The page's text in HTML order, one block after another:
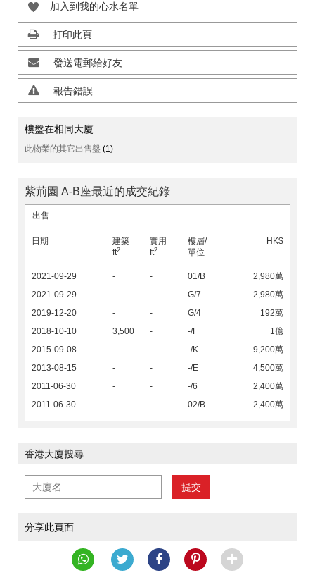
加入到我的心水名單
打印此頁
發送電郵給好友
報告錯誤
樓盤在相同大廈
此物業的其它出售盤 (1)
紫荊園 A-B座最近的成交紀錄
出售
日期
建築
ft2
實用
ft2
樓層/
單位
HK$
2021-09-29 - - 01/B
2,980萬
2021-09-29
- - G/7
2,980萬
2019-12-20
- - G/4
192萬
2018-10-10
3,500 - -/F
1億
2015-09-08
- - -/K
9,200萬
2013-08-15
- - -/E
4,500萬
2011-06-30
- - -/6
2,400萬
2011-06-30
- - 02/B 2,400萬
香港大廈搜尋
提交
分享此頁面